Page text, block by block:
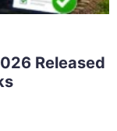
Released